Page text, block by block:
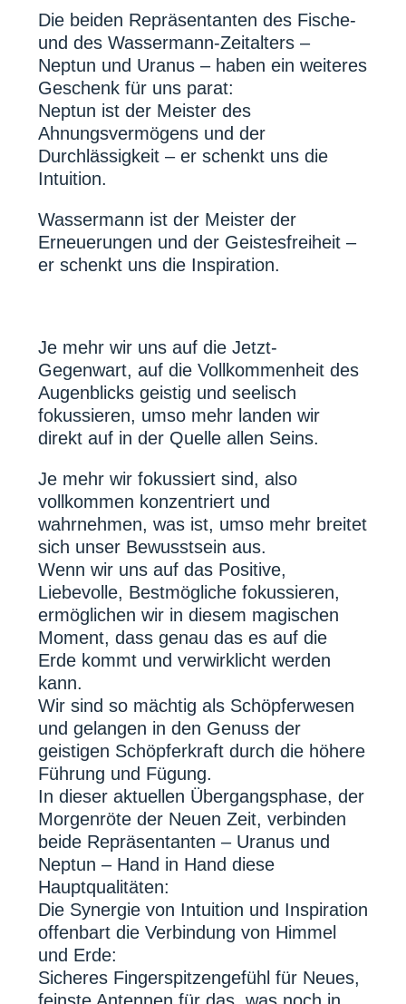
Die beiden Repräsentanten des Fische-
und des Wassermann-Zeitalters –
Neptun und Uranus – haben ein weiteres
Geschenk für uns parat:
Neptun ist der Meister des
Ahnungsvermögens und der
Durchlässigkeit – er schenkt uns die
Intuition.
Wassermann ist der Meister der
Erneuerungen und der Geistesfreiheit –
er schenkt uns die Inspiration.
Je mehr wir uns auf die Jetzt-
Gegenwart, auf die Vollkommenheit des
Augenblicks geistig und seelisch
fokussieren, umso mehr landen wir
direkt auf in der Quelle allen Seins.
Je mehr wir fokussiert sind, also
vollkommen konzentriert und
wahrnehmen, was ist, umso mehr breitet
sich unser Bewusstsein aus.
Wenn wir uns auf das Positive,
Liebevolle, Bestmögliche fokussieren,
ermöglichen wir in diesem magischen
Moment, dass genau das es auf die
Erde kommt und verwirklicht werden
kann.
Wir sind so mächtig als Schöpferwesen
und gelangen in den Genuss der
geistigen Schöpferkraft durch die höhere
Führung und Fügung.
In dieser aktuellen Übergangsphase, der
Morgenröte der Neuen Zeit, verbinden
beide Repräsentanten – Uranus und
Neptun – Hand in Hand diese
Hauptqualitäten:
Die Synergie von Intuition und Inspiration
offenbart die Verbindung von Himmel
und Erde:
Sicheres Fingerspitzengefühl für Neues,